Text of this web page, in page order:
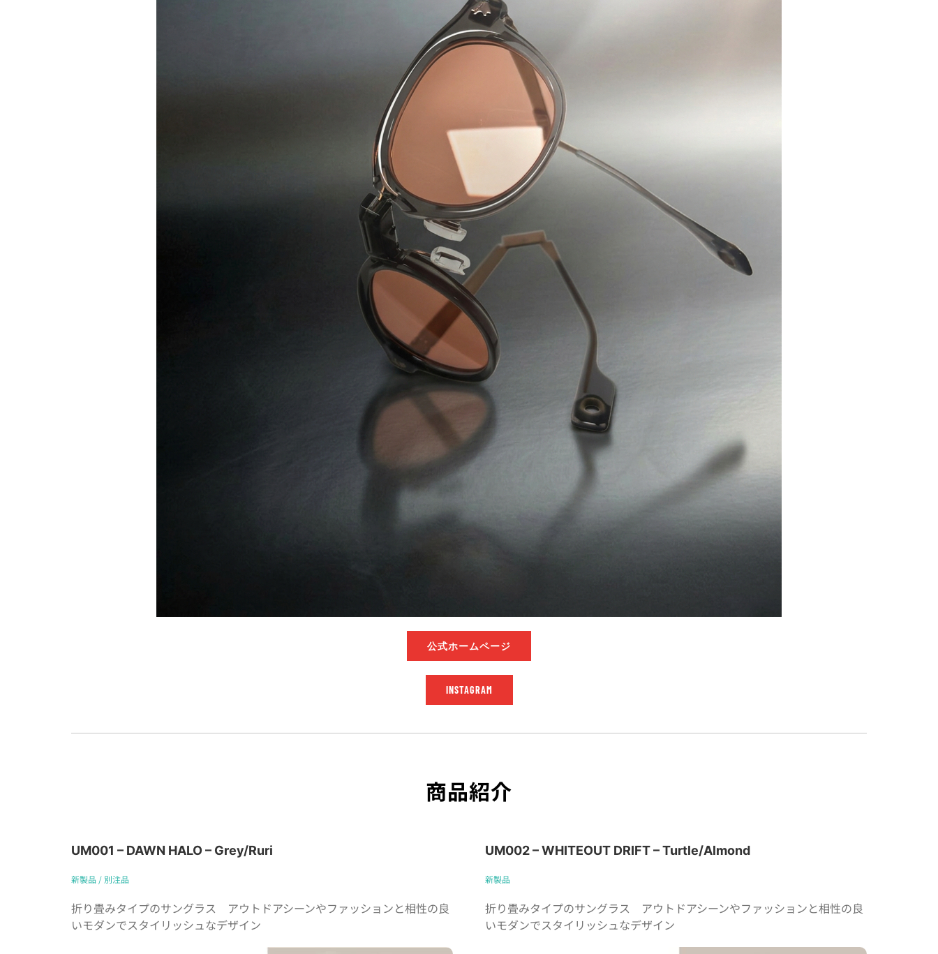
公式ホームページ
INSTAGRAM
商品紹介
UM001 – DAWN HALO – Grey/Ruri
新製品 / 別注品
折り畳みタイプのサングラス アウトドアシーンやファッションと相性の良
いモダンでスタイリッシュなデザイン
UM002 – WHITEOUT DRIFT – Turtle/Almond
新製品
折り畳みタイプのサングラス アウトドアシーンやファッションと相性の良
いモダンでスタイリッシュなデザイン